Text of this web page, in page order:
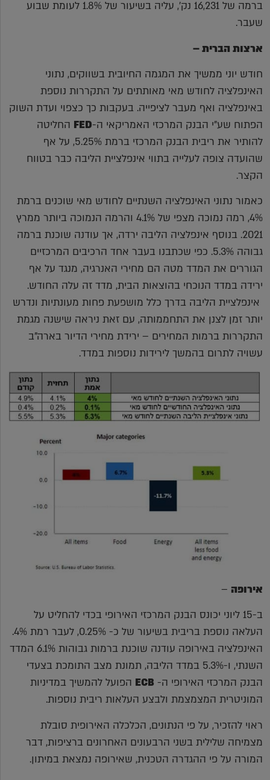
ברמה של 16,231 נק', עליה בשיעור של 1.8% לעומת שבוע
שעבר.
ארצות הברית –
חודש יוני ממשיך את המגמה החיובית בשווקים, נתוני
האינפלציה לחודש מאי מאותתים על התקררות נוספת
באינפלציה ואף מעבר לציפייה. בעקבות כך כצפוי ועדת השוק
הפתוח שע"י הבנק המרכזי האמריקאי ה-FED החליטה
להותיר את ריבית הבנק המרכזי ברמת 5.25%, על אף
שהועדה צופה לעלייה בתווי אינפלציית הליבה כבר בטווח
הקצר.
כאמור נתוני האינפלציה השנתיים לחודש מאי שוכנים ברמת
4%, רמה נמוכה מצפי של 4.1% והרמה הנמוכה ביותר ממרץ
2021. בנוסף אינפלציה הליבה ירדה, אך עודנה שוכנת ברמה
גבוהה 5.3%. כפי שכתבנו בעבר אחד הרכיבים המרכזיים
הגוררים את המדד מטה הם מחירי האנרגיה, מנגד על אף
ירידה במדד הנוכחי בהוצאות הבית, מדד זה עלה החודש.
אינפלציית הליבה בדרך כלל מושפעת פחות מעונתיות ונדרש
יותר זמן לצנן את התחממותה, עם זאת ניראה שישנה מגמת
התקררות ברמות המחירים – ירידת מחירי הדיור בארה"ב
עשויה לתרום בהמשך לירידות נוספות במדד.
אירופה –
ב-15 ליוני יכונס הבנק המרכזי האירופי בכדי להחליט על
העלאה נוספת בריבית בשיעור של כ- 0.25%, לעבר רמת 4%.
האינפלציה באירופה עודנה שוכנת ברמות גבוהות 6.1% המדד
השנתי, ו-5.3% במדד הליבה, תמונת מצב התומכת בצעדי
הבנק המרכזי האירופי ה- ECB הפועל להמשיך במדיניות
המוניטרית המצמצמת ולבצע העלאות ריבית נוספות.
ראוי להזכיר, על פי הנתונים, הכלכלה האירופית סובלת
מצמיחה שלילית בשני הרבעונים האחרונים ברציפות, דבר
המורה על פי ההגדרה הטכנית, שאירופה נמצאת במיתון.